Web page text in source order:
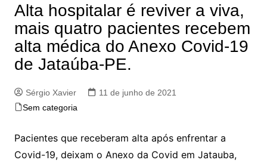
Alta hospitalar é reviver a viva,
mais quatro pacientes recebem
alta médica do Anexo Covid-19
de Jataúba-PE.
Sérgio Xavier
11 de junho de 2021
Sem categoria
Pacientes que receberam alta após enfrentar a
Covid-19, deixam o Anexo da Covid em Jatauba,